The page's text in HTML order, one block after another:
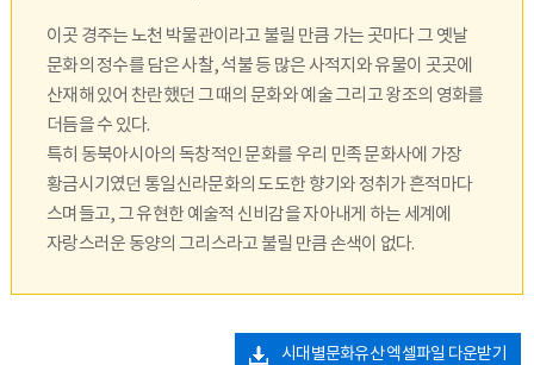
이곳 경주는 노천 박물관이라고 불릴 만큼 가는 곳마다 그 옛날
문화의 정수를 담은 사찰, 석불 등 많은 사적지와 유물이 곳곳에
산재해 있어 찬란했던 그 때의 문화와 예술 그리고 왕조의 영화를
더듬을 수 있다.
특히 동북아시아의 독창적인 문화를 우리 민족 문화사에 가장
황금시기였던 통일신라문화의 도도한 향기와 정취가 흔적마다
스며들고, 그 유현한 예술적 신비감을 자아내게 하는 세계에
자랑스러운 동양의 그리스라고 불릴 만큼 손색이 없다.
시대별문화유산 엑셀파일 다운받기